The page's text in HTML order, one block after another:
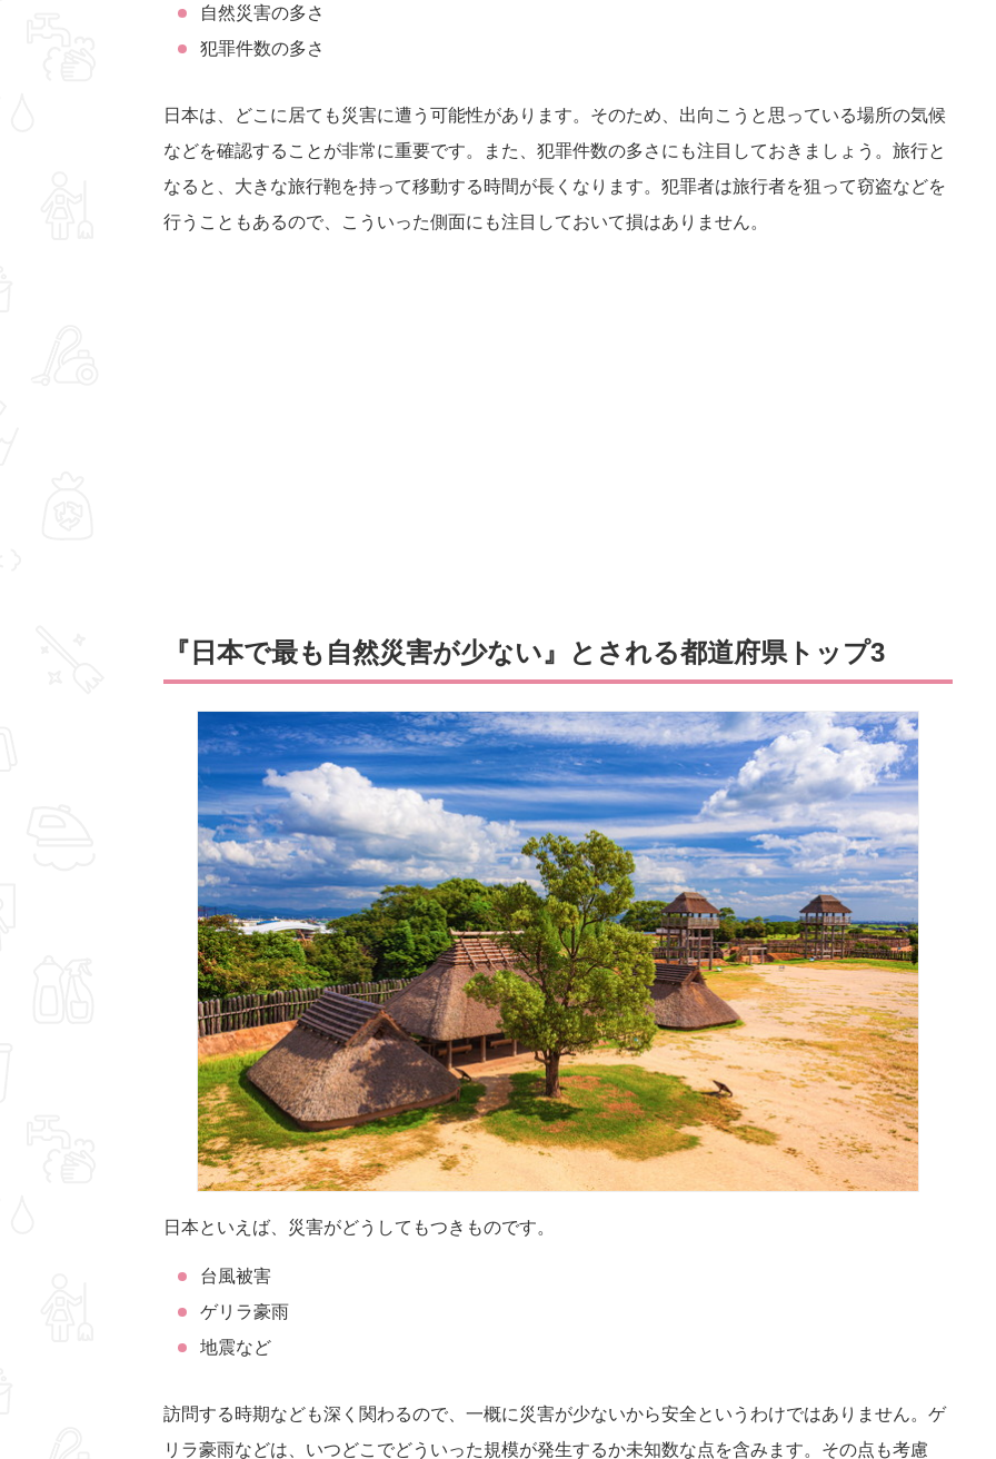
自然災害の多さ
犯罪件数の多さ
日本は、どこに居ても災害に遭う可能性があります。そのため、出向こうと思っている場所の気候
などを確認することが非常に重要です。また、犯罪件数の多さにも注目しておきましょう。旅行と
なると、大きな旅行鞄を持って移動する時間が長くなります。犯罪者は旅行者を狙って窃盗などを
行うこともあるので、こういった側面にも注目しておいて損はありません。
『日本で最も自然災害が少ない』とされる都道府県トップ3
日本といえば、災害がどうしてもつきものです。
台風被害
ゲリラ豪雨
地震など
訪問する時期なども深く関わるので、一概に災害が少ないから安全というわけではありません。ゲ
リラ豪雨などは、いつどこでどういった規模が発生するか未知数な点を含みます。その点も考慮